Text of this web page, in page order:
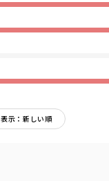
表示：新しい順